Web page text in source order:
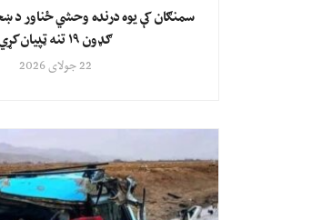
سمنګان کې یوه درنده وحشي ځناور د
ګډون ۱۹ تنه ټپیان کړي
22 جولای 2026